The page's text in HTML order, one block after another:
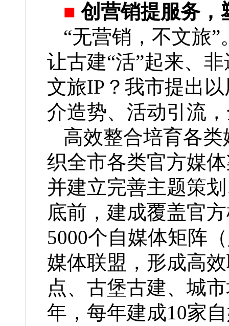
■ 创营销提服务，
“无营销，不文旅
让古建“活”起来、
文旅IP？我市提出
介造势、活动引流
高效整合培育各
织全市各类官方媒
并建立完善主题策
底前，建成覆盖官
5000个自媒体矩阵
媒体联盟，形成高
点、古堡古建、城
年，每年建成10家